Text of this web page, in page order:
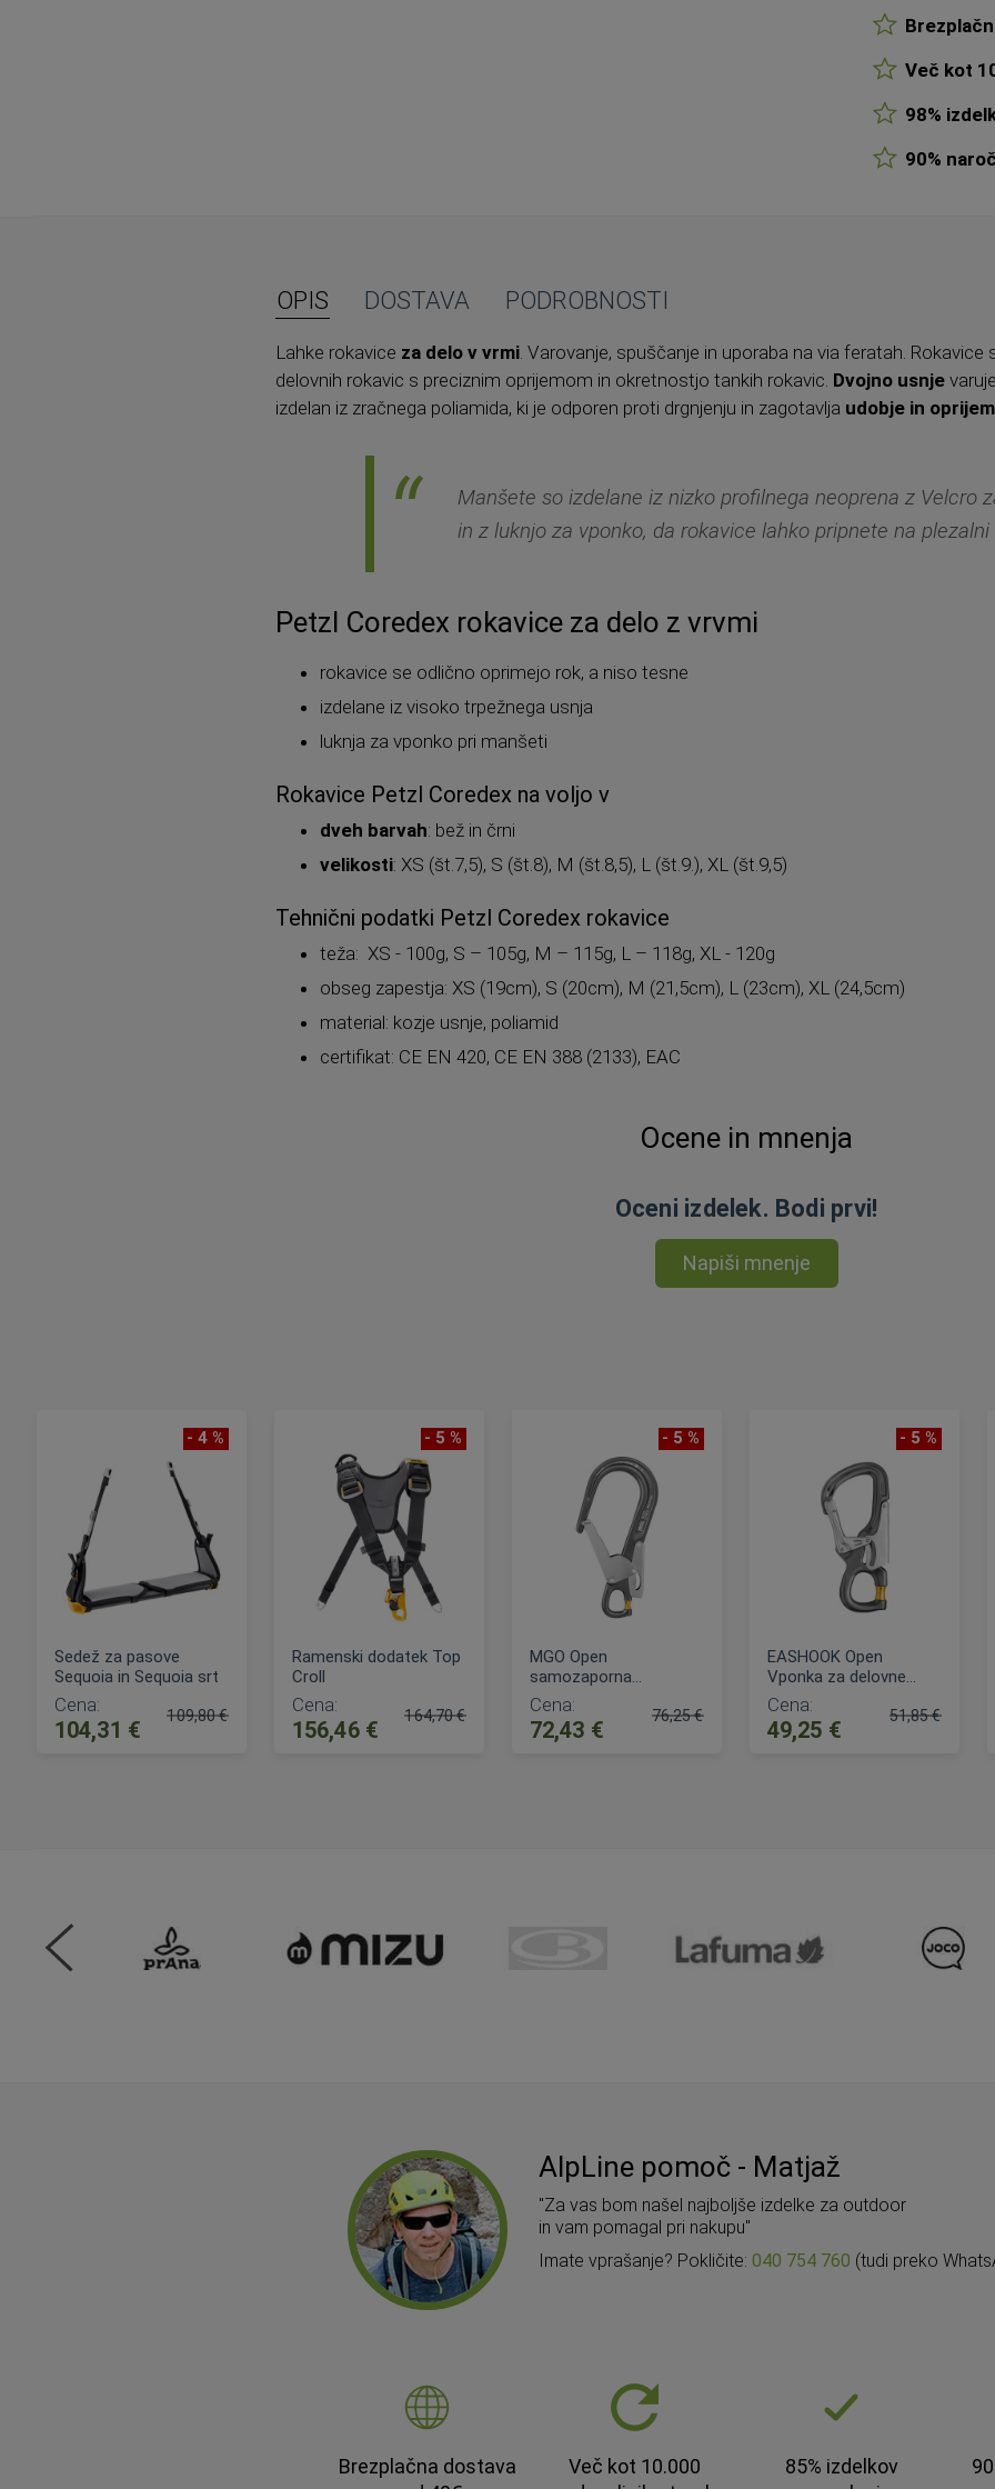
Več kot
98%
90%
OPIS
Lahke rokavice za delo v vrmi . Varovanje, spuščanje in uporaba na via feratah.
delovnih rokavic s preciznim oprijemom in okretnostjo tankih rokavic. Dvojno usnje
izdelan iz zračnega poliamida, ki je odporen proti drgnjenju in zagotavlja udobje in oprijem
Manšete so izdelane iz nizko profilnega neoprena z Velcro
in z luknjo za vponko, da rokavice lahko pripnete na plezalni
Petzl Coredex rokavice za delo z vrvmi
rokavice se odlično oprimejo rok, a niso tesne
izdelane iz visoko trpežnega usnja
luknja za vponko pri manšeti
Rokavice Petzl Coredex na voljo v
dveh barvah: bež in črni
velikosti: XS (št.7,5), S (št.8), M (št.8,5), L (št.9.), XL (št.9,5)
Tehnični podatki Petzl Coredex rokavice
teža: XS - 100g, S – 105g, M – 115g, L – 118g, XL - 120g
obseg zapestja: XS (19cm), S (20cm), M (21,5cm), L (23cm), XL (24,5cm)
material: kozje usnje, poliamid
certifikat: CE EN 420, CE EN 388 (2133), EAC
DOSTAVA PODROBNOSTI
Ocene in mnenja
Oceni izdelek. Bodi prvi!
Napiši mnenje
- 4 %
Sedež za pasove
Sequoia in Sequoia srt
Cena:
104,31 €
109,80 €
- 5 %
Ramenski dodatek Top
Croll
Cena:
156,46 €
164,70 €
- 5 %
MGO Open
samozaporna
usmerjevalna vponka
60 mm / 110 mm
Cena:
72,43 €
76,25 €
- 5 %
EASHOOK Open
Vponka za delovne
pozicionirne vrvi
Cena:
49,25 €
51,85 €
AlpLine pomoč - Matjaž
"Za vas bom našel najboljše izdelke za outdoor
in vam pomagal pri nakupu"
Imate vprašanje? Pokličite:040 754 760 (tudi preko
Brezplačna dostava
Več kot 10.000
85% izdelkov